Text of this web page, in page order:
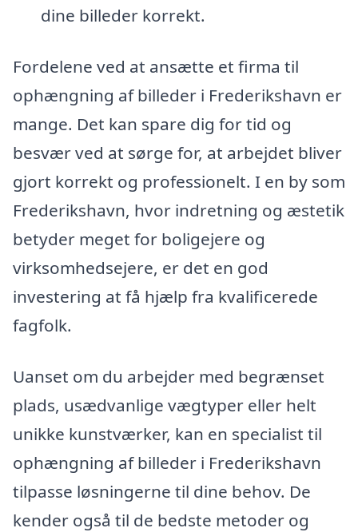
dine billeder korrekt.
Fordelene ved at ansætte et firma til
ophængning af billeder i Frederikshavn er
mange. Det kan spare dig for tid og
besvær ved at sørge for, at arbejdet bliver
gjort korrekt og professionelt. I en by som
Frederikshavn, hvor indretning og æstetik
betyder meget for boligejere og
virksomhedsejere, er det en god
investering at få hjælp fra kvalificerede
fagfolk.
Uanset om du arbejder med begrænset
plads, usædvanlige vægtyper eller helt
unikke kunstværker, kan en specialist til
ophængning af billeder i Frederikshavn
tilpasse løsningerne til dine behov. De
kender også til de bedste metoder og